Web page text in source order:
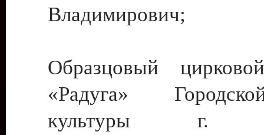
Владимирович;
Образцовый
«Радуга»
культуры г.